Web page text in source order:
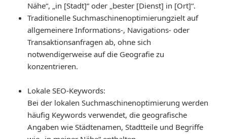
Nähe“, „in [Stadt]“ oder „bester [Dienst] in [Ort]“.
Traditionelle Suchmaschinenoptimierungzielt auf
allgemeinere Informations-, Navigations- oder
Transaktionsanfragen ab, ohne sich
notwendigerweise auf die Geografie zu
konzentrieren.
Lokale SEO-Keywords:
Bei der lokalen Suchmaschinenoptimierung werden
häufig Keywords verwendet, die geografische
Angaben wie Städtenamen, Stadtteile und Begriffe